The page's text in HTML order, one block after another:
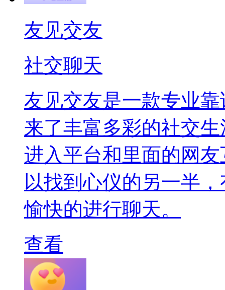
友见交友
社交聊天
友见交友是一款专业
来了丰富多彩的社交
进入平台和里面的网
以找到心仪的另一半
愉快的进行聊天。
查看